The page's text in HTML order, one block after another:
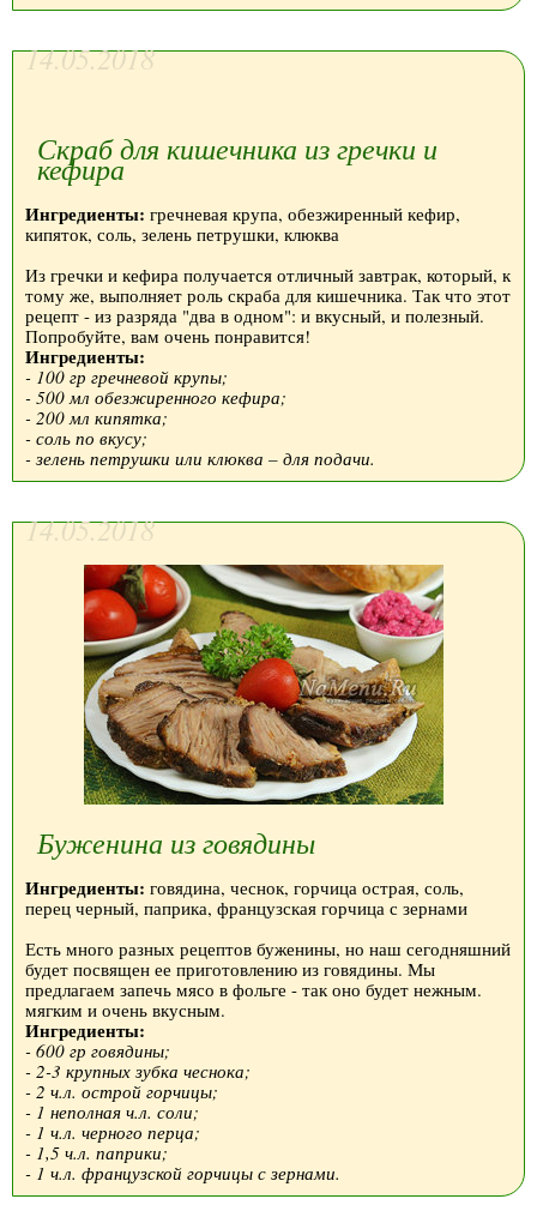
14.05.2018
Скраб для кишечника из гречки и
кефира
Ингредиенты: гречневая крупа, обезжиренный кефир,
кипяток, соль, зелень петрушки, клюква
Из гречки и кефира получается отличный завтрак, который, к
тому же, выполняет роль скраба для кишечника. Так что этот
рецепт - из разряда "два в одном": и вкусный, и полезный.
Попробуйте, вам очень понравится!
Ингредиенты:
- 100 гр гречневой крупы;
- 500 мл обезжиренного кефира;
- 200 мл кипятка;
- соль по вкусу;
- зелень петрушки или клюква – для подачи.
14.05.2018
Буженина из говядины
Ингредиенты: говядина, чеснок, горчица острая, соль,
перец черный, паприка, французская горчица с зернами
Есть много разных рецептов буженины, но наш сегодняшний
будет посвящен ее приготовлению из говядины. Мы
предлагаем запечь мясо в фольге - так оно будет нежным.
мягким и очень вкусным.
Ингредиенты:
- 600 гр говядины;
- 2-3 крупных зубка чеснока;
- 2 ч.л. острой горчицы;
- 1 неполная ч.л. соли;
- 1 ч.л. черного перца;
- 1,5 ч.л. паприки;
- 1 ч.л. французской горчицы с зернами.